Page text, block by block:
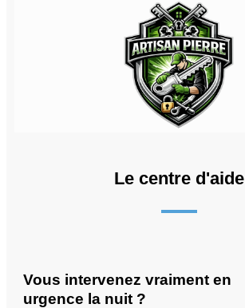
Le centre d'aide
Vous intervenez vraiment en
urgence la nuit ?